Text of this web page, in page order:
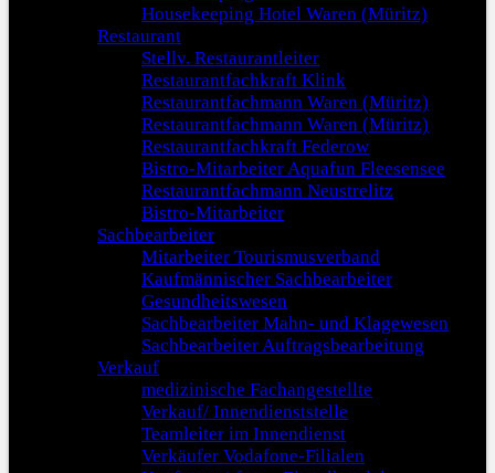
Housekeeping Hotel Waren (Müritz)
Restaurant
Stellv. Restaurantleiter
Restaurantfachkraft Klink
Restaurantfachmann Waren (Müritz)
Restaurantfachmann Waren (Müritz)
Restaurantfachkraft Federow
Bistro-Mitarbeiter Aquafun Fleesensee
Restaurantfachmann Neustrelitz
Bistro-Mitarbeiter
Sachbearbeiter
Mitarbeiter Tourismusverband
Kaufmännischer Sachbearbeiter
Gesundheitswesen
Sachbearbeiter Mahn- und Klagewesen
Sachbearbeiter Auftragsbearbeitung
Verkauf
medizinische Fachangestellte
Verkauf/ Innendienststelle
Teamleiter im Innendienst
Verkäufer Vodafone-Filialen